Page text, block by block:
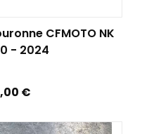
CFMOTO NK
- 2024
€